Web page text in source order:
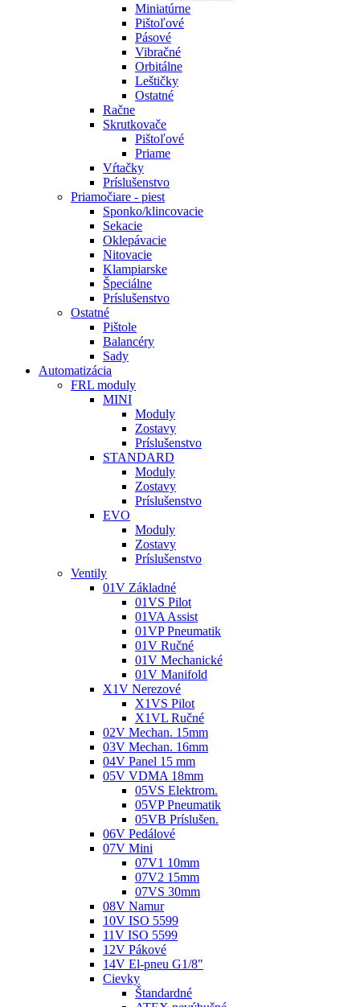
Miniatúrne
Pištoľové
Pásové
Vibračné
Orbitálne
Leštičky
Ostatné
Račne
Skrutkovače
Pištoľové
Priame
Vŕtačky
Príslušenstvo
Priamočiare - piest
Sponko/klincovacie
Sekacie
Oklepávacie
Nitovacie
Klampiarske
Špeciálne
Príslušenstvo
Ostatné
Pištole
Balancéry
Sady
Automatizácia
FRL moduly
MINI
Moduly
Zostavy
Príslušenstvo
STANDARD
Moduly
Zostavy
Príslušenstvo
EVO
Moduly
Zostavy
Príslušenstvo
Ventily
01V Základné
01VS Pilot
01VA Assist
01VP Pneumatik
01V Ručné
01V Mechanické
01V Manifold
X1V Nerezové
X1VS Pilot
X1VL Ručné
02V Mechan. 15mm
03V Mechan. 16mm
04V Panel 15 mm
05V VDMA 18mm
05VS Elektrom.
05VP Pneumatik
05VB Príslušen.
06V Pedálové
07V Mini
07V1 10mm
07V2 15mm
07VS 30mm
08V Namur
10V ISO 5599
11V ISO 5599
12V Pákové
14V El-pneu G1/8"
Cievky
Štandardné